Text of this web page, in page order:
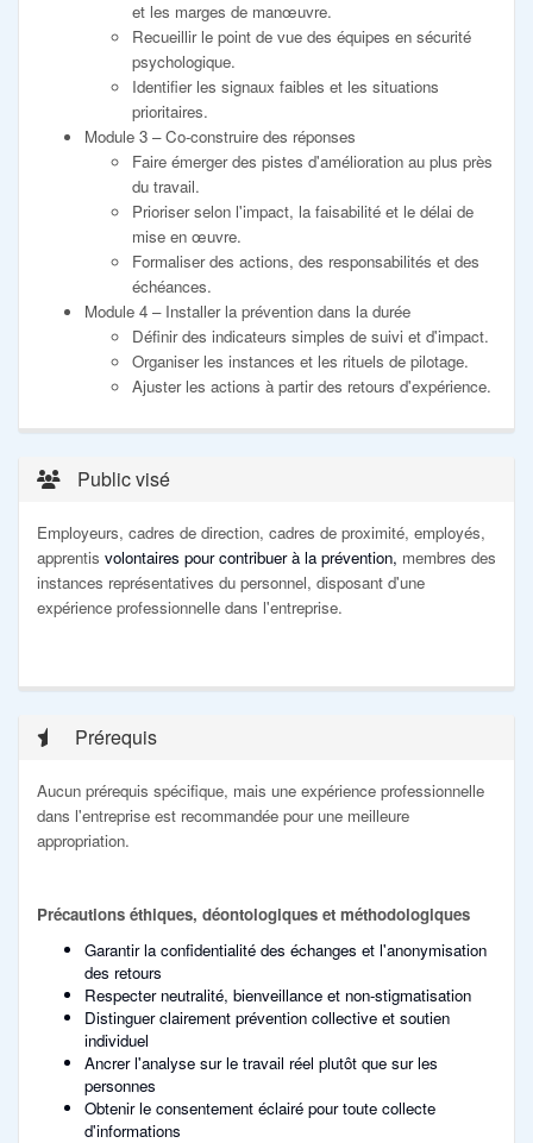
et les marges de manœuvre.
Recueillir le point de vue des équipes en sécurité
psychologique.
Identifier les signaux faibles et les situations
prioritaires.
Module 3 – Co-construire des réponses
Faire émerger des pistes d'amélioration au plus près
du travail.
Prioriser selon l'impact, la faisabilité et le délai de
mise en œuvre.
Formaliser des actions, des responsabilités et des
échéances.
Module 4 – Installer la prévention dans la durée
Définir des indicateurs simples de suivi et d'impact.
Organiser les instances et les rituels de pilotage.
Ajuster les actions à partir des retours d'expérience.
Public visé
Employeurs, cadres de direction, cadres de proximité, employés,
apprentis volontaires pour contribuer à la prévention, membres des
instances représentatives du personnel, disposant d'une
expérience professionnelle dans l'entreprise.
Prérequis
Aucun prérequis spécifique, mais une expérience professionnelle
dans l'entreprise est recommandée pour une meilleure
appropriation.
Précautions éthiques, déontologiques et méthodologiques
Garantir la confidentialité des échanges et l'anonymisation
des retours
Respecter neutralité, bienveillance et non-stigmatisation
Distinguer clairement prévention collective et soutien
individuel
Ancrer l'analyse sur le travail réel plutôt que sur les
personnes
Obtenir le consentement éclairé pour toute collecte
d'informations